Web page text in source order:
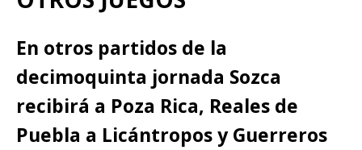
En otros partidos de la
decimoquinta jornada Sozca
recibirá a Poza Rica, Reales de
Puebla a Licántropos y Guerreros